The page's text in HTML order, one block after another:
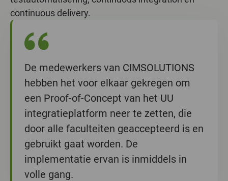
continuous delivery.
De medewerkers van CIMSOLUTIONS
hebben het voor elkaar gekregen om
een Proof-of-Concept van het UU
integratieplatform neer te zetten, die
door alle faculteiten geaccepteerd is en
gebruikt gaat worden. De
implementatie ervan is inmiddels in
volle gang.